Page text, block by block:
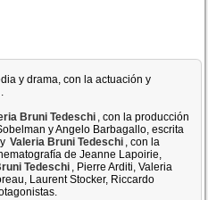
y drama, con la actuación y
.
Bruni Tedeschi , con la producción
y Angelo Barbagallo, escrita
Valeria Bruni Tedeschi , con la
de Jeanne Lapoirie,
Tedeschi , Pierre Arditi, Valeria
Laurent Stocker, Riccardo